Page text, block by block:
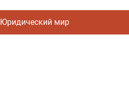
Юридический мир